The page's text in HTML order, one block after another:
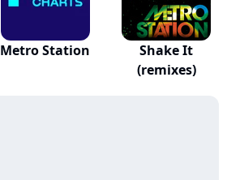
Metro Station
Shake It
(remixes)